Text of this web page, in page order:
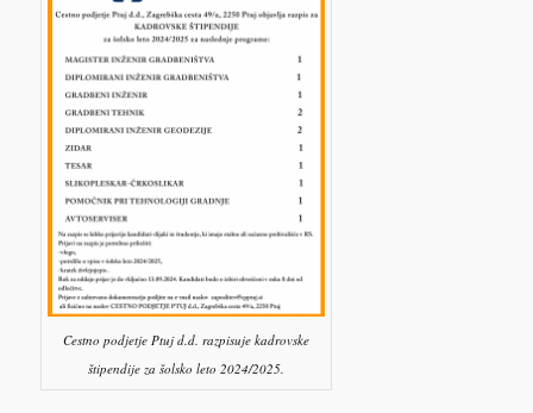
Cestno podjetje Ptuj d.d. razpisuje kadrovske
štipendije za šolsko leto 2024/2025.